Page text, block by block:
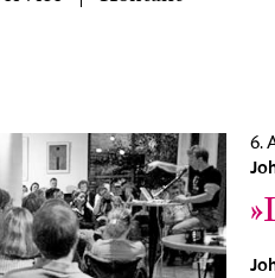
6.